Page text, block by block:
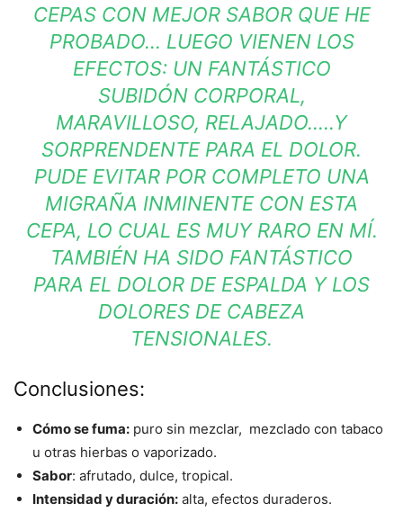
CEPAS CON MEJOR SABOR QUE HE
PROBADO… LUEGO VIENEN LOS
EFECTOS: UN FANTÁSTICO
SUBIDÓN CORPORAL,
MARAVILLOSO, RELAJADO…..Y
SORPRENDENTE PARA EL DOLOR.
PUDE EVITAR POR COMPLETO UNA
MIGRAÑA INMINENTE CON ESTA
CEPA, LO CUAL ES MUY RARO EN MÍ.
TAMBIÉN HA SIDO FANTÁSTICO
PARA EL DOLOR DE ESPALDA Y LOS
DOLORES DE CABEZA
TENSIONALES.
Conclusiones:
Cómo se fuma: puro sin mezclar, mezclado con tabaco
u otras hierbas o vaporizado.
Sabor: afrutado, dulce, tropical.
Intensidad y duración: alta, efectos duraderos.